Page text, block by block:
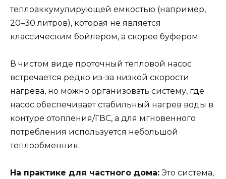
теплоаккумулирующей емкостью (например,
20–30 литров), которая не является
классическим бойлером, а скорее буфером.
В чистом виде проточный тепловой насос
встречается редко из-за низкой скорости
нагрева, но можно организовать систему, где
насос обеспечивает стабильный нагрев воды в
контуре отопления/ГВС, а для мгновенного
потребления используется небольшой
теплообменник.
На практике для частного дома: Это система,